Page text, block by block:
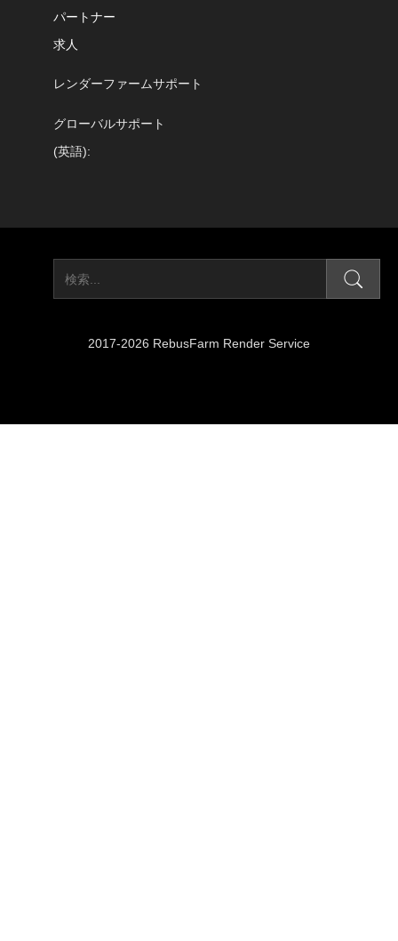
パートナー
求人
レンダーファームサポート
グローバルサポート
(英語):
2017-2026 RebusFarm Render Service